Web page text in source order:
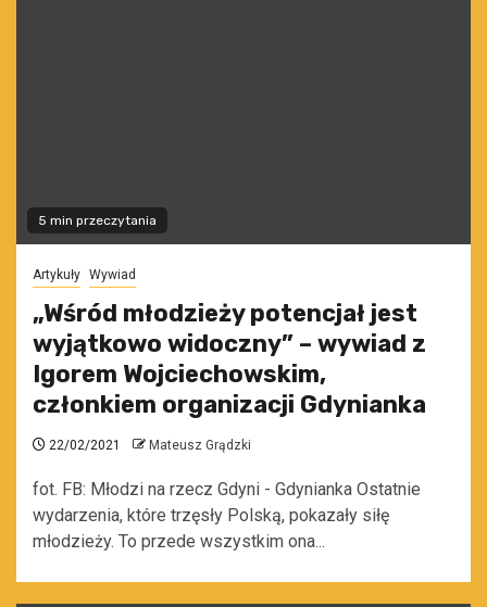
5 min przeczytania
Artykuły Wywiad
„Wśród młodzieży potencjał jest
wyjątkowo widoczny” – wywiad z
Igorem Wojciechowskim,
członkiem organizacji Gdynianka
22/02/2021 Mateusz Grądzki
fot. FB: Młodzi na rzecz Gdyni - Gdynianka Ostatnie
wydarzenia, które trzęsły Polską, pokazały siłę
młodzieży. To przede wszystkim ona...